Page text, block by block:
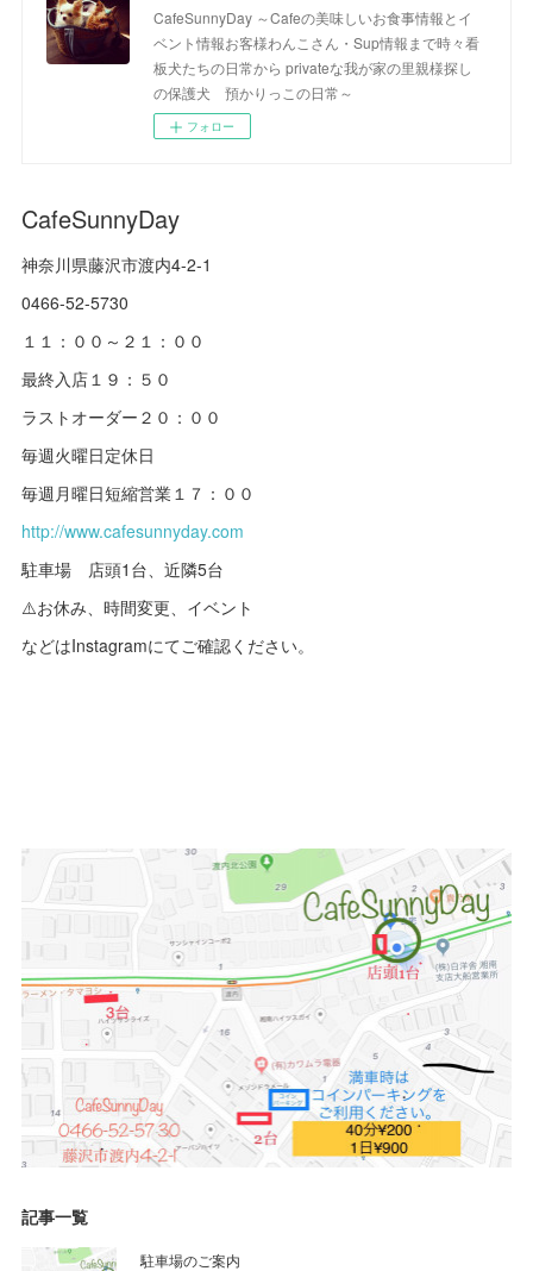
CafeSunnyDay ～Cafeの美味しいお食事情報とイ
ベント情報お客様わんこさん・Sup情報まで時々看
板犬たちの日常から privateな我が家の里親様探し
の保護犬 預かりっこの日常～
フォロー
CafeSunnyDay
神奈川県藤沢市渡内4-2-1
0466-52-5730
１１：００～２１：００
最終入店１９：５０
ラストオーダー２０：００
毎週火曜日定休日
毎週月曜日短縮営業１７：００
http://www.cafesunnyday.com
駐車場 店頭1台、近隣5台
⚠️お休み、時間変更、イベント
などはInstagramにてご確認ください。
記事一覧
駐車場のご案内